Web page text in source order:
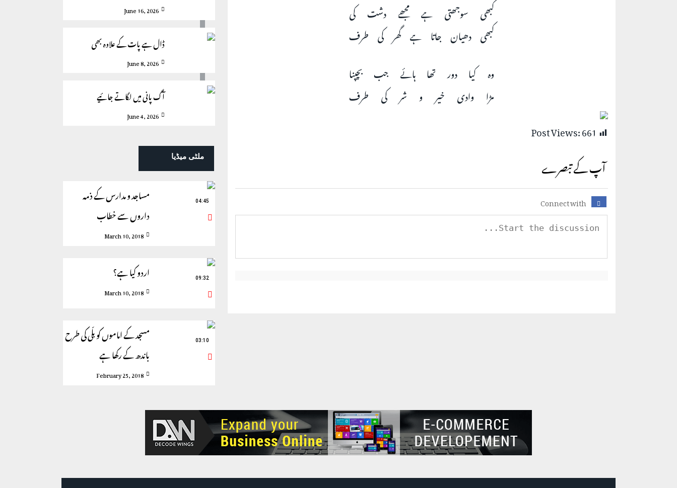
کبھی سوجھتی ہے مجھے دشت کی
کبھی دھیان جاتا ہے گھر کی طرف
وہ کیا دور تھا ہائے جب بچپنا
مڑا وادی خیر و شر کی طرف
Post Views:661
آپ کے تبصرے
Connect with
June 16, 2026
ڈال ہے پات کے علاوہ بھی
June 8, 2026
آگ پانی میں لگاتے جائیے
June 4, 2026
ملٹی میڈیا
مساجد و مدارس کے ذمہ
داروں سے خطاب
March 10, 2018
04:45
اردو کیا ہے؟
March 10, 2018
09:32
مسجد کے اماموں کو بلّی کی طرح
باندھ کے رکھا ہے
February 25, 2018
03:10